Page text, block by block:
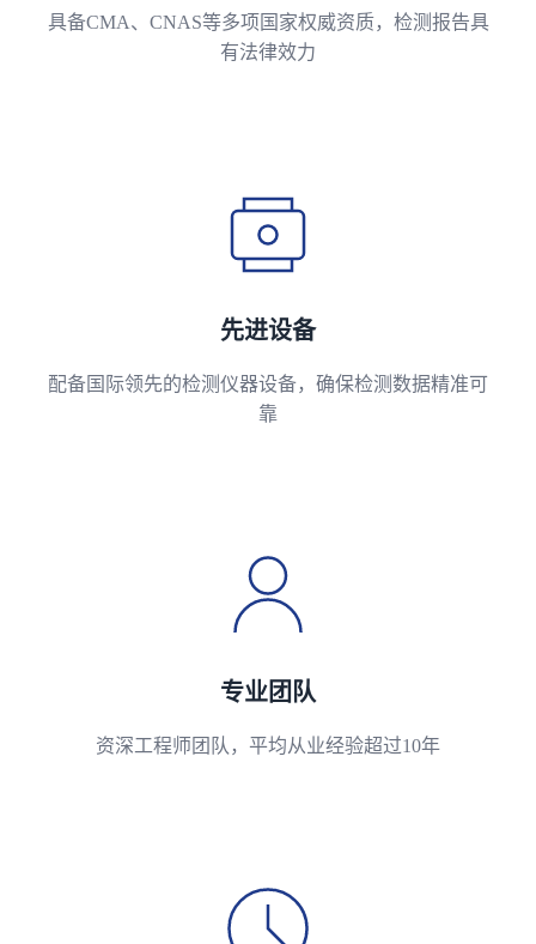
具备CMA、CNAS等多项国家权威资质，检测报告具
有法律效力
先进设备
配备国际领先的检测仪器设备，确保检测数据精准可
靠
专业团队
资深工程师团队，平均从业经验超过10年